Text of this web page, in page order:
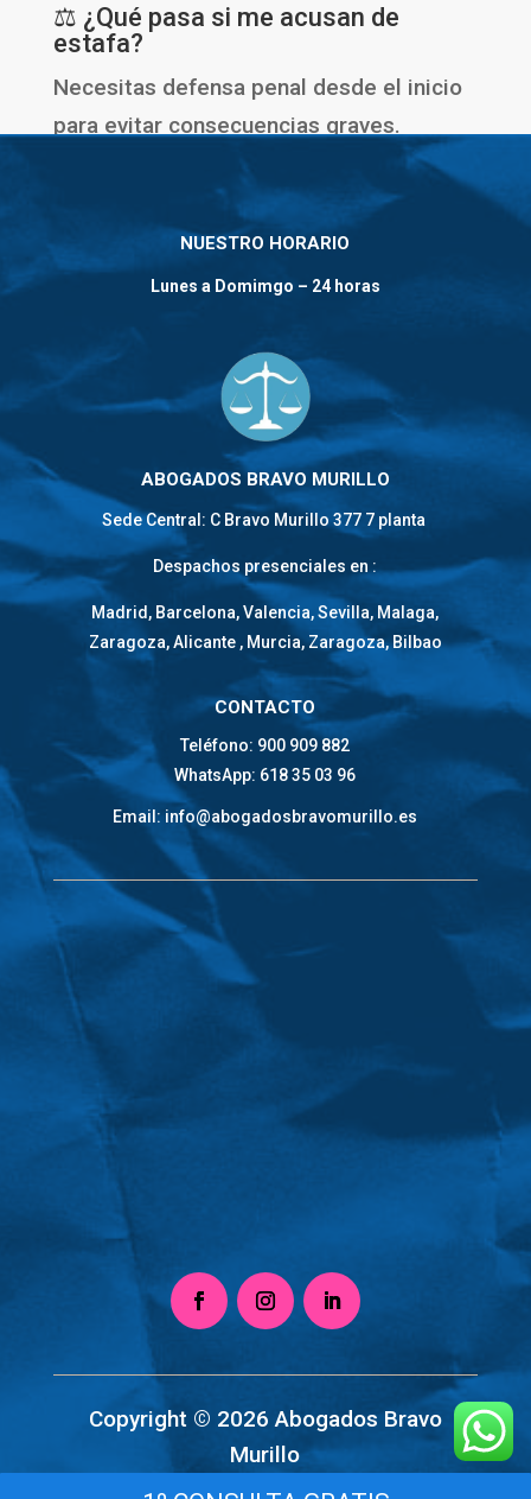
⚖️ ¿Qué pasa si me acusan de
estafa?
Necesitas defensa penal desde el inicio
para evitar consecuencias graves.
📞 CONTACTO
Si necesitas un abogado de estafas en
Zaragoza:
📞 900 909 882
📱 618 35 03 96
✔ Consulta gratuita
✔ Atención inmediata
✔ Defensa penal eficaz
NUESTRO HORARIO
Lunes a Domimgo – 24 horas
ABOGADOS BRAVO MURILLO
Sede Central: C Bravo Murillo 377 7 planta
Despachos presenciales en :
Madrid, Barcelona, Valencia, Sevilla, Malaga,
Zaragoza, Alicante , Murcia, Zaragoza, Bilbao
CONTACTO
Teléfono: 900 909 882
WhatsApp: 618 35 03 96
Email: info@abogadosbravomurillo.es
Copyright © 2026 Abogados Bravo
Murillo